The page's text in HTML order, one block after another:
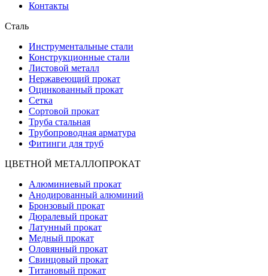
Контакты
Сталь
Инструментальные стали
Конструкционные стали
Листовой металл
Нержавеющий прокат
Оцинкованный прокат
Сетка
Сортовой прокат
Труба стальная
Трубопроводная арматура
Фитинги для труб
ЦВЕТНОЙ МЕТАЛЛОПРОКАТ
Алюминиевый прокат
Анодированный алюминий
Бронзовый прокат
Дюралевый прокат
Латунный прокат
Медный прокат
Оловянный прокат
Свинцовый прокат
Титановый прокат